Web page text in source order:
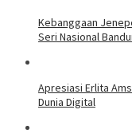
Kebanggaan
Seri Nasional
Apresiasi Erlita
Dunia Digital